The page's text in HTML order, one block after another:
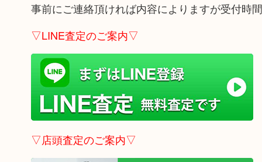
事前にご連絡頂ければ内容によりますが受付時
▽LINE査定のご案内▽
▽店頭査定のご案内▽